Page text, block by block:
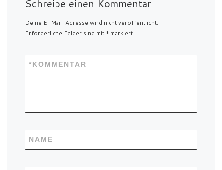
Schreibe einen Kommentar
Deine E-Mail-Adresse wird nicht veröffentlicht.
Erforderliche Felder sind mit * markiert
KOMMENTAR
*
NAME